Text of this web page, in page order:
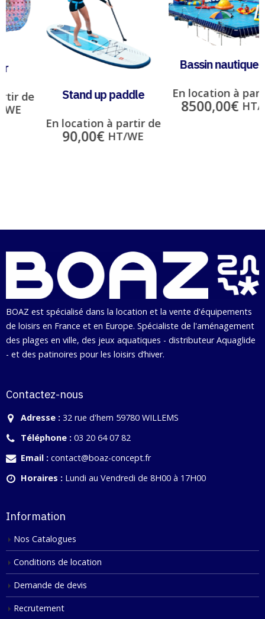
Stand up paddle
En location à partir de
90,00€ HT/WE
Bassin nautique XXL
En location à partir de
8500,00€ HT/WE
BOAZ est spécialisé dans la location et la vente d'équipements
de loisirs en France et en Europe. Spécialiste de l'aménagement
des plages en ville, des jeux aquatiques - distributeur Aquaglide
- et des patinoires pour les loisirs d’hiver.
Contactez-nous
Adresse : 32 rue d'hem 59780 WILLEMS
Téléphone : 03 20 64 07 82
Email : contact@boaz-concept.fr
Horaires : Lundi au Vendredi de 8H00 à 17H00
Information
Nos Catalogues
Conditions de location
Demande de devis
Recrutement